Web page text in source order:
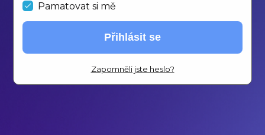
Pamatovat si mě
Přihlásit se
Zapomněli jste heslo?